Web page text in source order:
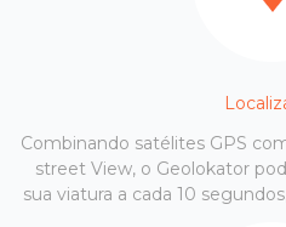
Combinando satélites GPS
street View, o Geolokator
sua viatura a cada 10